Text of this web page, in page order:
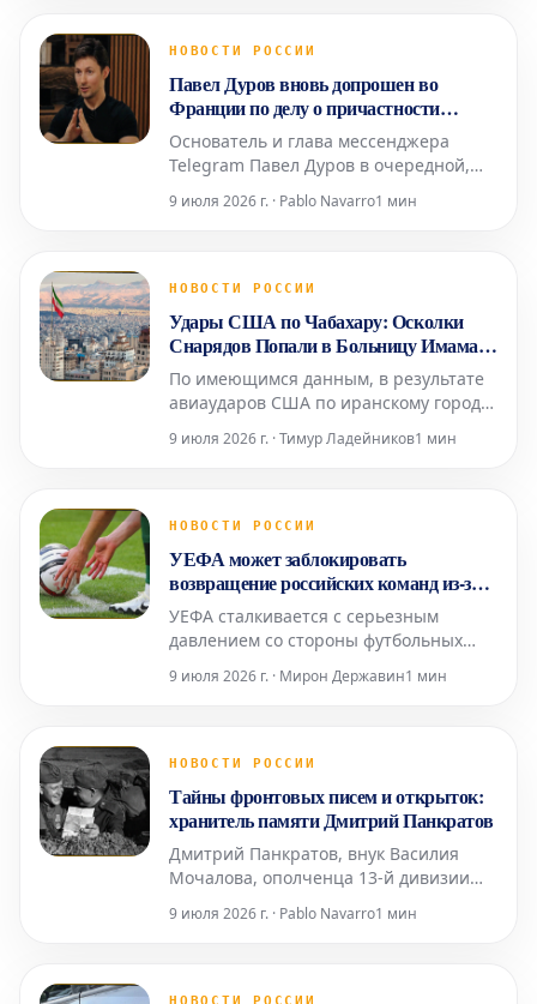
Об этом сообщила Людмила Иванова-
Торгово-промышленной пал
НОВОСТИ РОССИИ
Павел Дуров вновь допрошен во
Франции по делу о причастности
Telegram к преступной деятельности
Основатель и глава мессенджера
Telegram Павел Дуров в очередной,
уже четвертый раз прошел допрос в
Париже. Это произошло в среду, 8
агентство AFP. Следственные судьи,
причастности его платформы к про
9 июля 2026 г. · Pablo Navarro1 мин
НОВОСТИ РОССИИ
Удары США по Чабахару: Осколки
Снарядов Попали в Больницу Имама
Али
По имеющимся данным, в результате
авиаударов США по иранскому городу
Чабахар осколки снарядов попали в
местную больницу Имама Али.
медицинского учреждения пока не
взрывах в нескольких иранских
городах, вкл
9 июля 2026 г. · Тимур Ладейников1 мин
НОВОСТИ РОССИИ
УЕФА может заблокировать
возвращение российских команд из-за
давления трех стран
УЕФА сталкивается с серьезным
давлением со стороны футбольных
Франции, что может помешать
европейские федерации сохраняют
такого шага. Ранее, в 2023 году, УЕФА
уже
9 июля 2026 г. · Мирон Державин1 мин
НОВОСТИ РОССИИ
Тайны фронтовых писем и открыток:
хранитель памяти Дмитрий Панкратов
Дмитрий Панкратов, внук Василия
Мочалова, ополченца 13-й дивизии
народного ополчения Ростокинского
района Москвы, на протяжении 30 лет
Отечественной войны. В его
9 июля 2026 г. · Pablo Navarro1 мин